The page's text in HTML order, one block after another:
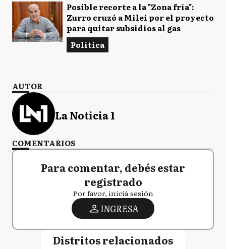
Posible recorte a la "Zona fría":
Zurro cruzó a Milei por el proyecto
para quitar subsidios al gas
Política
AUTOR
La Noticia 1
COMENTARIOS
Para comentar, debés estar
registrado
Por favor, iniciá sesión
INGRESA
Distritos relacionados